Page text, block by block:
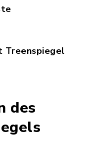
Treenspiegel
des